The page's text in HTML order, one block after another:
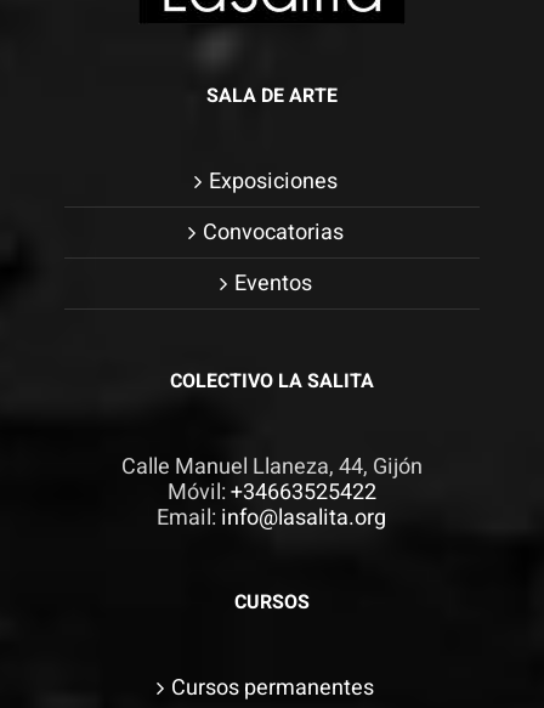
SALA DE ARTE
Exposiciones
Convocatorias
Eventos
COLECTIVO LA SALITA
Calle Manuel Llaneza, 44, Gijón
Móvil:+34663525422
Email: info@lasalita.org
CURSOS
Cursos permanentes